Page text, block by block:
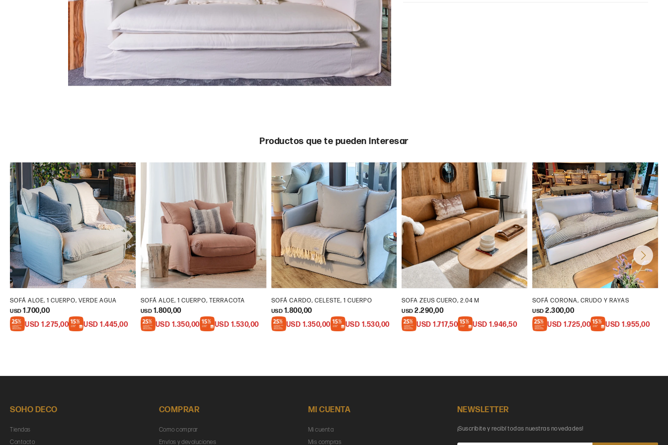
Productos que te pueden interesar
SOFÁ ALOE, 1 CUERPO, VERDE AGUA
USD 1.700,00
USD 1.275,00 USD 1.445,00
SOFÁ ALOE, 1 CUERPO, TERRACOTA
USD 1.800,00
USD 1.350,00 USD 1.530,00
SOFÁ CARDO, CELESTE, 1 CUERPO
USD 1.800,00
USD 1.350,00 USD 1.530,00
SOFA ZEUS CUERO, 2.04 M
USD 2.290,00
USD 1.717,50 USD 1.946,50
SOFÁ CORONA, CRUDO Y RAYAS
USD 2.300,00
USD 1.725,00 USD 1.955,00
SOHO DECO
Tiendas
Contacto
COMPRAR
Como comprar
Envíos y devoluciones
MI CUENTA
Mi cuenta
Mis compras
NEWSLETTER
¡Suscribite y recibí todas nuestras novedades!